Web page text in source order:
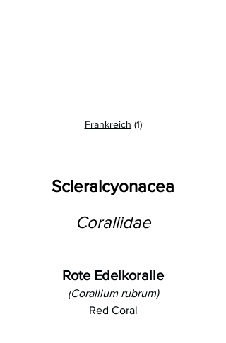
Frankreich (1)
Scleralcyonacea
Coraliidae
Rote Edelkoralle
(Corallium rubrum)
Red Coral